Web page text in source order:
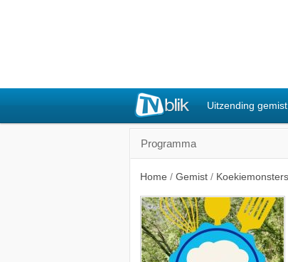
Uitzending gemist
Programma
Home / Gemist /